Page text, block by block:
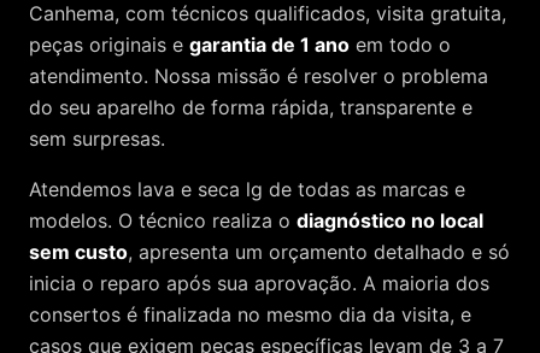
Canhema, com técnicos qualificados, visita gratuita,
peças originais e garantia de 1 ano em todo o
atendimento. Nossa missão é resolver o problema
do seu aparelho de forma rápida, transparente e
sem surpresas.
Atendemos lava e seca lg de todas as marcas e
modelos. O técnico realiza o diagnóstico no local
sem custo, apresenta um orçamento detalhado e só
inicia o reparo após sua aprovação. A maioria dos
consertos é finalizada no mesmo dia da visita, e
casos que exigem peças específicas levam de 3 a 7